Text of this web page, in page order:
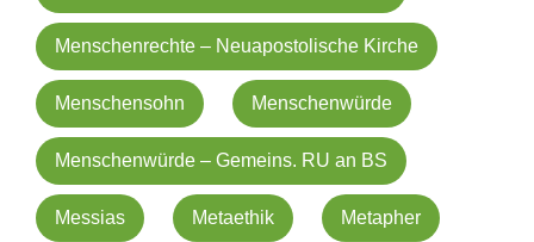
Menschenrechte – Neuapostolische Kirche
Menschensohn Menschenwürde
Menschenwürde – Gemeins. RU an BS
Messias Metaethik Metapher